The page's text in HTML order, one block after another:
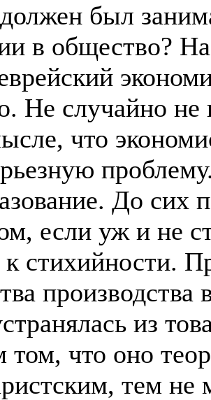
был
в общество?
Не случайно
что
До сих
если уж и не
стихийности.
производства
из
том, что оно
тем не